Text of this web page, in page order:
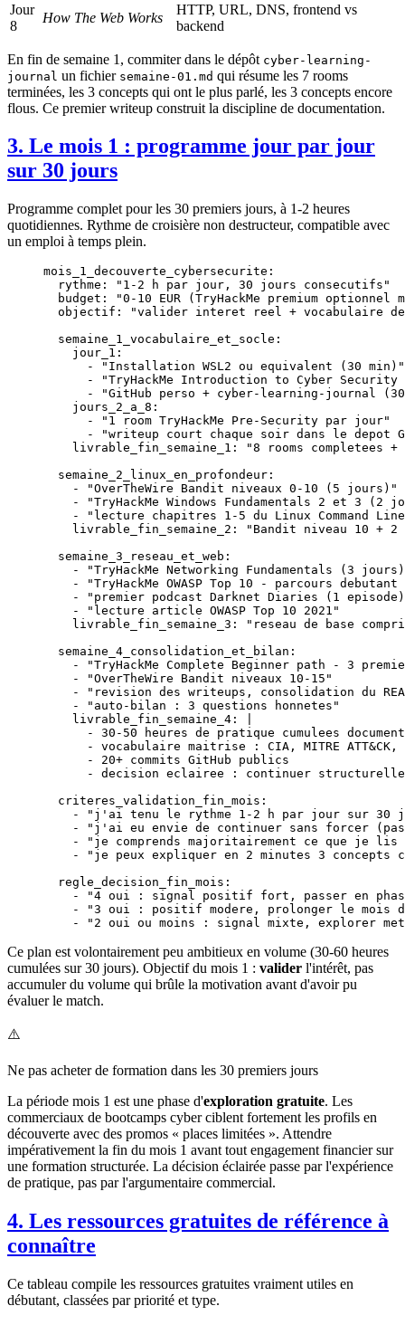
Jour
8
How The Web Works
HTTP, URL, DNS, frontend vs
backend
En fin de semaine 1, commiter dans le dépôt cyber-learning-
journal un fichier semaine-01.md qui résume les 7 rooms
terminées, les 3 concepts qui ont le plus parlé, les 3 concepts encore
flous. Ce premier writeup construit la discipline de documentation.
3. Le mois 1 : programme jour par jour
sur 30 jours
Programme complet pour les 30 premiers jours, à 1-2 heures
quotidiennes. Rythme de croisière non destructeur, compatible avec
un emploi à temps plein.
mois_1_decouverte_cybersecurite :
  rythme
:
"1-2 h par jour, 30 jours consecutifs"
  budget
:
"0-10 EUR (TryHackMe premium optionnel
  objectif
:
"valider interet reel + vocabulaire de
  semaine_1_vocabulaire_et_socle
:
    jour_1
:
      -
"Installation WSL2 ou equivalent (30 min)"
      -
"TryHackMe Introduction to Cyber
      -
"GitHub perso + cyber-learning-journal
    jours_2_a_8
:
      -
"1 room TryHackMe Pre-Security par jour"
      -
"writeup court chaque soir dans le depot
    livrable_fin_semaine_1
:
"8 rooms completees
  semaine_2_linux_en_profondeur
:
    -
"OverTheWire Bandit niveaux 0-10 (5 jours)"
    -
"TryHackMe Windows Fundamentals 2 et 3 (2
    -
"lecture chapitres 1-5 du Linux Command
    livrable_fin_semaine_2
:
"Bandit niveau 10 + 2
  semaine_3_reseau_et_web
:
    -
"TryHackMe Networking Fundamentals (3
    -
"TryHackMe OWASP Top 10 - parcours
    -
"premier podcast Darknet Diaries (1
    -
"lecture article OWASP Top 10 2021"
    livrable_fin_semaine_3
:
"reseau de base
  semaine_4_consolidation_et_bilan
:
    -
"TryHackMe Complete Beginner path - 3
    -
"OverTheWire Bandit niveaux 10-15"
    -
"revision des writeups, consolidation du
    -
"auto-bilan : 3 questions honnetes"
    livrable_fin_semaine_4
:
- 30-50 heures de pratique cumulees
- vocabulaire maitrise : CIA, MITRE
      - 20+ commits GitHub publics
- decision eclairee : continuer
  criteres_validation_fin_mois
:
    -
"j'ai tenu le rythme 1-2 h par jour sur 30
    -
"j'ai eu envie de continuer sans forcer
    -
"je comprends majoritairement ce que je
    -
"je peux expliquer en 2 minutes 3 concepts
  regle_decision_fin_mois
:
    -
"4 oui : signal positif fort, passer en
    -
"3 oui : positif modere, prolonger le mois
    -
"2 oui ou moins : signal mixte, explorer
Ce plan est volontairement peu ambitieux en volume (30-60 heures
cumulées sur 30 jours). Objectif du mois 1 : valider l'intérêt, pas
accumuler du volume qui brûle la motivation avant d'avoir pu
évaluer le match.
⚠️
Ne pas acheter de formation dans les 30 premiers jours
La période mois 1 est une phase d'exploration gratuite. Les
commerciaux de bootcamps cyber ciblent fortement les profils en
découverte avec des promos « places limitées ». Attendre
impérativement la fin du mois 1 avant tout engagement financier sur
une formation structurée. La décision éclairée passe par l'expérience
de pratique, pas par l'argumentaire commercial.
4. Les ressources gratuites de référence à
connaître
Ce tableau compile les ressources gratuites vraiment utiles en
débutant, classées par priorité et type.